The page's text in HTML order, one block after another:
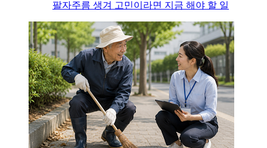
팔자주름 생겨 고민이라면 지금 해야 할 일